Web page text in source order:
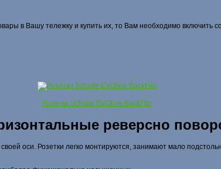
в Вашу тележку и купить их, то Вам необходимо включить
Розетки Schulte EVOline BackFlip
реверсно
оси. Розетки легко монтируются, занимают мало